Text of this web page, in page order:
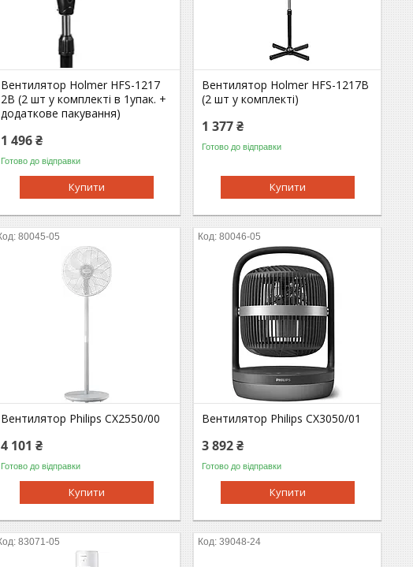
Вентилятор Holmer HFS-1217
2B (2 шт у комплекті в 1упак. +
додаткове пакування)
1 496 ₴
Готово до відправки
Купити
Вентилятор Holmer HFS-1217B
(2 шт у комплекті)
1 377 ₴
Готово до відправки
Купити
80045-05
Вентилятор Philips CX2550/00
4 101 ₴
Готово до відправки
Купити
80046-05
Вентилятор Philips CX3050/01
3 892 ₴
Готово до відправки
Купити
83071-05 39048-24